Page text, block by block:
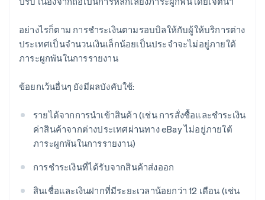
อย่างไรก็ตาม การชำระเงินตามรอบบิลให้กับผู้ให้บริการต่าง
ประเทศเป็นจำนวนเงินเล็กน้อยเป็นประจำจะไม่อยู่ภายใต้
ภาระผูกพันในการรายงาน
ข้อยกเว้นอื่นๆ ยังมีผลบังคับใช้:
รายได้จากการนำเข้าสินค้า (เช่น การสั่งซื้อและชำระเงิน
ค่าสินค้าจากต่างประเทศผ่านทาง eBay ไม่อยู่ภายใต้
ภาระผูกพันในการรายงาน)
การชำระเงินที่ได้รับจากสินค้าส่งออก
สินเชื่อและเงินฝากที่มีระยะเวลาน้อยกว่า 12 เดือน (เช่น